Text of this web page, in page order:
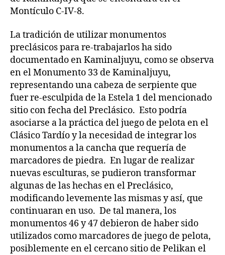
Montículo C-IV-8.
La tradición de utilizar monumentos
preclásicos para re-trabajarlos ha sido
documentado en Kaminaljuyu, como se observa
en el Monumento 33 de Kaminaljuyu,
representando una cabeza de serpiente que
fuer re-esculpida de la Estela 1 del mencionado
sitio con fecha del Preclásico. Esto podría
asociarse a la práctica del juego de pelota en el
Clásico Tardío y la necesidad de integrar los
monumentos a la cancha que requería de
marcadores de piedra. En lugar de realizar
nuevas esculturas, se pudieron transformar
algunas de las hechas en el Preclásico,
modificando levemente las mismas y así, que
continuaran en uso. De tal manera, los
monumentos 46 y 47 debieron de haber sido
utilizados como marcadores de juego de pelota,
posiblemente en el cercano sitio de Pelikan el